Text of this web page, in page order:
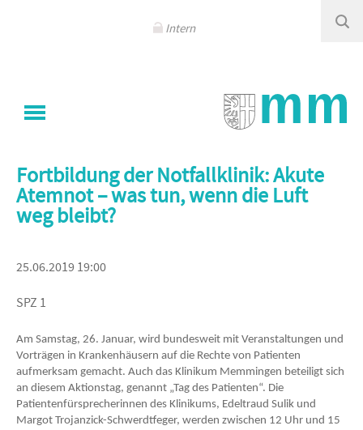
Intern
Fortbildung der Notfallklinik: Akute
Atemnot – was tun, wenn die Luft
weg bleibt?
25.06.2019 19:00
SPZ 1
Am Samstag, 26. Januar, wird bundesweit mit Veranstaltungen und
Vorträgen in Krankenhäusern auf die Rechte von Patienten
aufmerksam gemacht. Auch das Klinikum Memmingen beteiligt sich
an diesem Aktionstag, genannt „Tag des Patienten“. Die
Patientenfürsprecherinnen des Klinikums, Edeltraud Sulik und
Margot Trojanzick-Schwerdtfeger, werden zwischen 12 Uhr und 15